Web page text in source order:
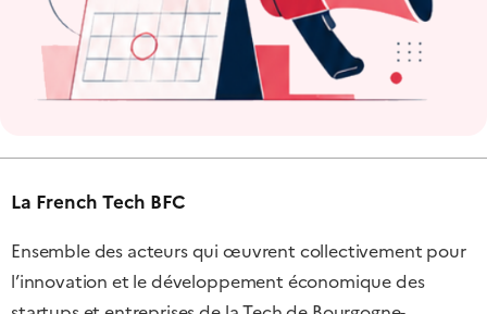
La French Tech BFC
Ensemble des acteurs qui œuvrent collectivement pour
l’innovation et le développement économique des